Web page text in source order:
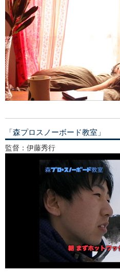
「森プロスノーボード教室」
監督：伊藤秀行